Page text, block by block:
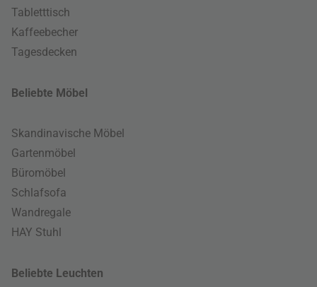
Tabletttisch
Kaffeebecher
Tagesdecken
Beliebte Möbel
Skandinavische Möbel
Gartenmöbel
Büromöbel
Schlafsofa
Wandregale
HAY Stuhl
Beliebte Leuchten